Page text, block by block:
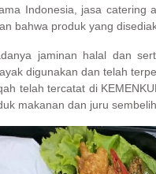
Indonesia, jasa catering
bahwa produk yang
jaminan halal dan
digunakan dan telah
telah tercatat di
makanan dan juru sembelih